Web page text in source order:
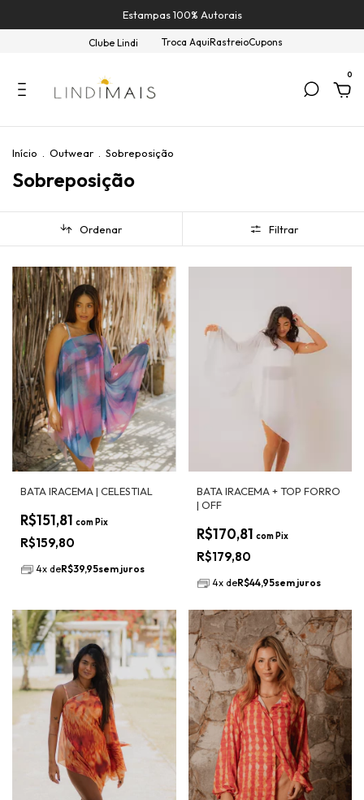
Estampas 100% Autorais
Clube Lindi Troca AquiRastreioCupons
0
Início Outwear Sobreposição
Sobreposição
Ordenar Filtrar
BATA IRACEMA | CELESTIAL
R$159,80
R$151,81 com Pix
4x deR$39,95sem juros
BATA IRACEMA + TOP FORRO
| OFF
R$179,80
R$170,81 com Pix
4x deR$44,95sem juros